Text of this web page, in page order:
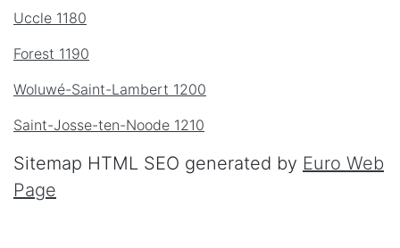
Uccle 1180
Forest 1190
Woluwé-Saint-Lambert 1200
Saint-Josse-ten-Noode 1210
Sitemap HTML SEO generated by Euro Web
Page